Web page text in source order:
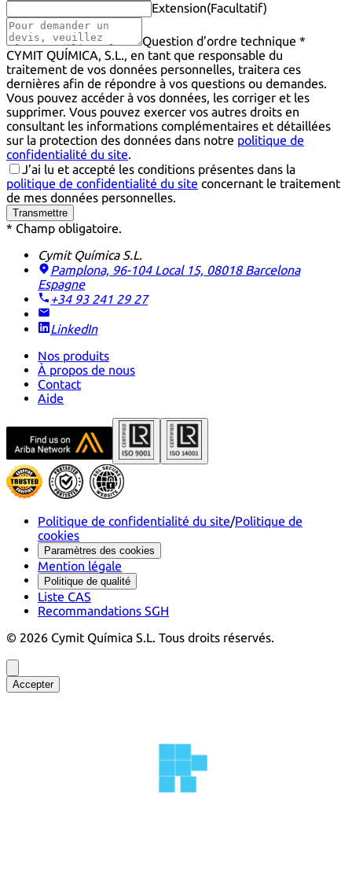
Extension(Facultatif)
Question d’ordre technique *
CYMIT QUÍMICA, S.L., en tant que responsable du
traitement de vos données personnelles, traitera ces
dernières afin de répondre à vos questions ou demandes.
Vous pouvez accéder à vos données, les corriger et les
supprimer. Vous pouvez exercer vos autres droits en
consultant les informations complémentaires et détaillées
sur la protection des données dans notre politique de
confidentialité du site.
J’ai lu et accepté les conditions présentes dans la
politique de confidentialité du site concernant le traitement
de mes données personnelles.
Transmettre
* Champ obligatoire.
Cymit Química S.L.
Pamplona, 96-104 Local 15, 08018 Barcelona
Espagne
+34 93 241 29 27
LinkedIn
Nos produits
À propos de nous
Contact
Aide
Politique de confidentialité du site/Politique de
cookies
Paramètres des cookies
Mention légale
Politique de qualité
Liste CAS
Recommandations SGH
© 2026 Cymit Química S.L. Tous droits réservés.
Accepter